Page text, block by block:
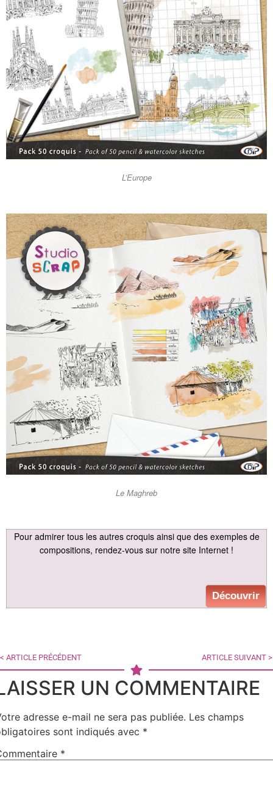
L’Europe
Le Maghreb
Pour admirer tous les autres croquis ainsi que des exemples de
compositions, rendez-vous sur notre site Internet !
Découvrir
< ARTICLE PRÉCÉDENT ARTICLE SUIVANT >
UN COMMENTAIRE
adresse e-mail ne sera pas publiée. Les champs
sont indiqués avec *
*